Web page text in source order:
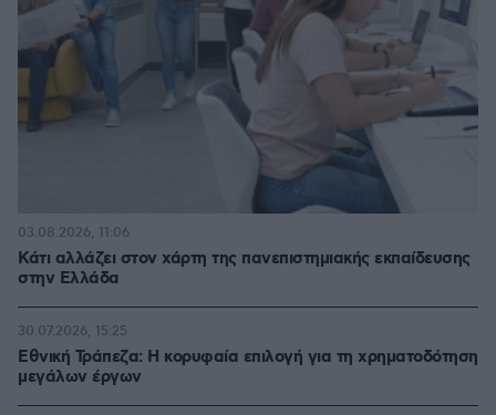
Κάτι αλλάζει στον χάρτη της πανεπιστημιακής εκπαίδευσης
στην Ελλάδα
03.08.2026, 11:06
Εθνική Τράπεζα: Η κορυφαία επιλογή για τη χρηματοδότηση
μεγάλων έργων
30.07.2026, 15:25